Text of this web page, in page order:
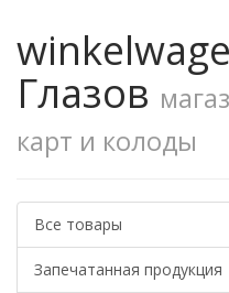
Глазов
карт и колоды
Все товары
Запечатанная продукция